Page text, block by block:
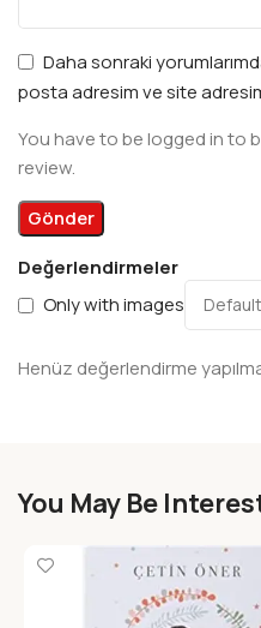
Değerlendirmeler
Only with images
Henüz değerlendirme
Daha sonraki
posta adresim ve site
You have to be logged in to
review.
You May Be